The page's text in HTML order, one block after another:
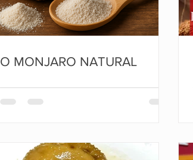
O MONJARO NATURAL